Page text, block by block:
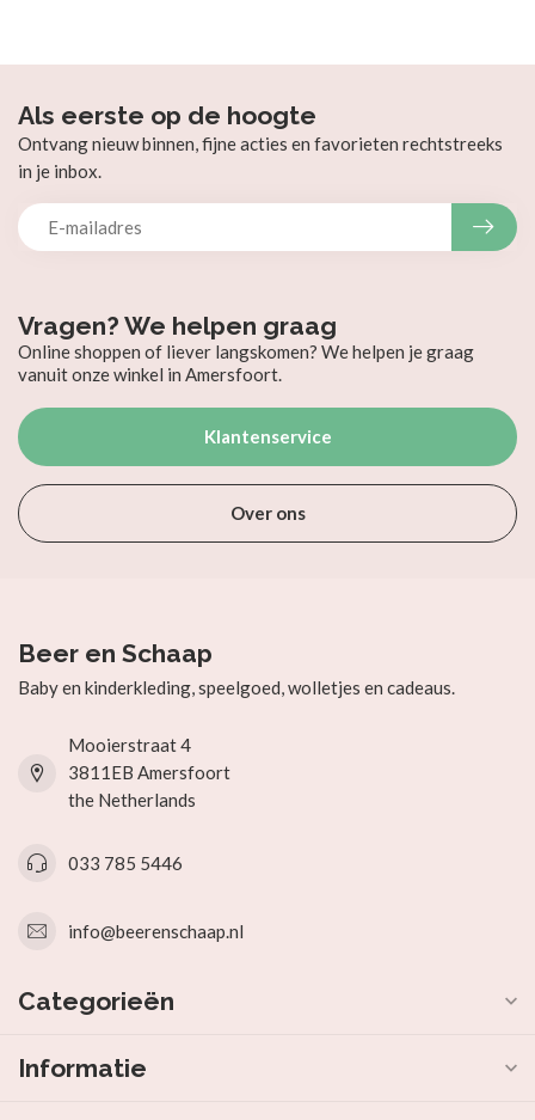
Vragen? We helpen graag
Online shoppen of liever langskomen? We helpen je graag
vanuit onze winkel in Amersfoort.
Klantenservice
Over ons
Als eerste op de hoogte
Ontvang nieuw binnen, fijne acties en favorieten rechtstreeks
in je inbox.
Beer en Schaap
Baby en kinderkleding, speelgoed, wolletjes en cadeaus.
Mooierstraat 4
3811EB Amersfoort
the Netherlands
033 785 5446
info@beerenschaap.nl
Categorieën
Informatie